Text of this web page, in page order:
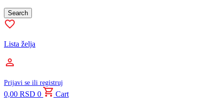
Search
Lista želja
Prijavi se ili registruj
0,00 RSD 0
Cart